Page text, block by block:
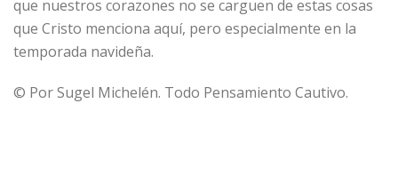
que nuestros corazones no se carguen de estas cosas
que Cristo menciona aquí, pero especialmente en la
temporada navideña.
© Por Sugel Michelén. Todo Pensamiento Cautivo.